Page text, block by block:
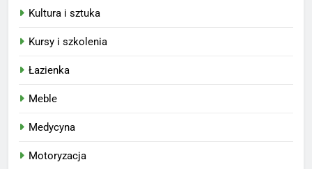
Kultura i sztuka
Kursy i szkolenia
Łazienka
Meble
Medycyna
Motoryzacja